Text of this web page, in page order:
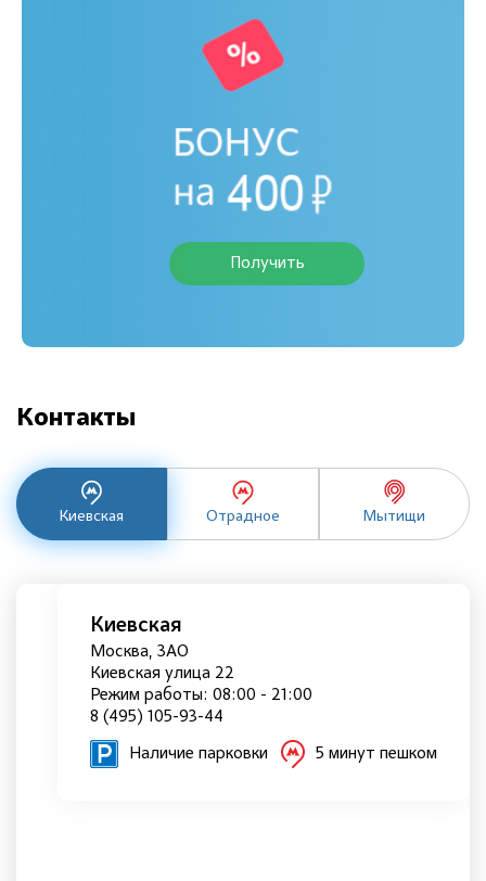
Получить
Контакты
Киевская Отрадное Мытищи
Киевская
Москва, ЗАО
Киевская улица 22
Режим работы: 08:00 - 21:00
8 (495) 105-93-44
Наличие парковки 5 минут пешком